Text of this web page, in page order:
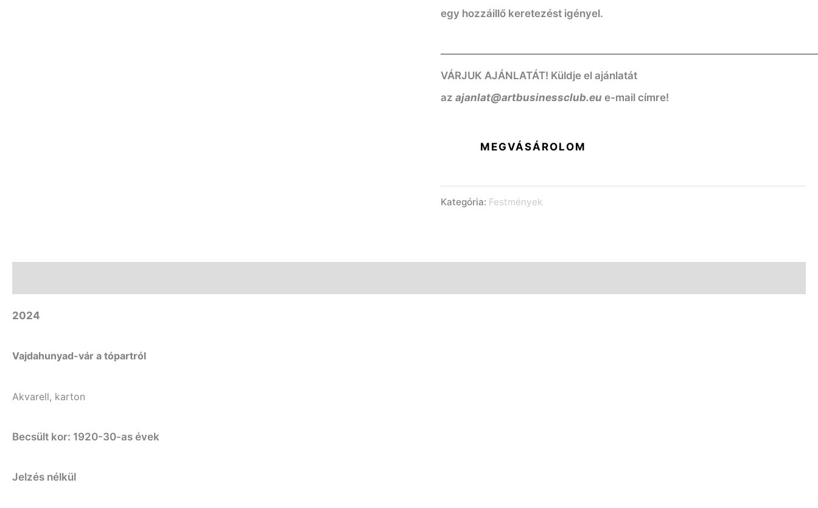
egy hozzáillő keretezést igényel.
VÁRJUK AJÁNLATÁT! Küldje el ajánlatát
azajanlat@artbusinessclub.eu e-mail címre!
MEGVÁSÁROLOM
Kategória: Festmények
2024
Vajdahunyad-vár a tópartról
Akvarell, karton
Becsült kor: 1920-30-as évek
Jelzés nélkül